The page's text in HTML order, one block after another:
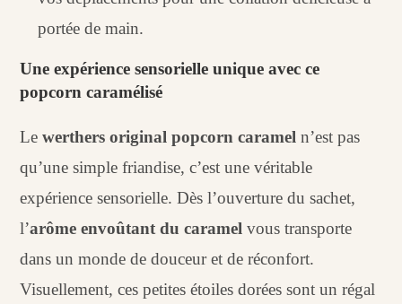
portée de main.
Une expérience sensorielle unique avec ce
popcorn caramélisé
Lewerthers original popcorn carameln’est pas
qu’une simple friandise, c’est une véritable
expérience sensorielle. Dès l’ouverture du sachet,
l’arôme envoûtant du caramel vous transporte
dans un monde de douceur et de réconfort.
Visuellement, ces petites étoiles dorées sont un régal